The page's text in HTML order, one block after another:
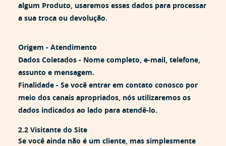
algum Produto, usaremos esses dados para processar
a sua troca ou devolução.
Origem - Atendimento
Dados Coletados - Nome completo, e-mail, telefone,
assunto e mensagem.
Finalidade - Se você entrar em contato conosco por
meio dos canais apropriados, nós utilizaremos os
dados indicados ao lado para atendê-lo.
2.2 Visitante do Site
Se você ainda não é um cliente, mas simplesmente